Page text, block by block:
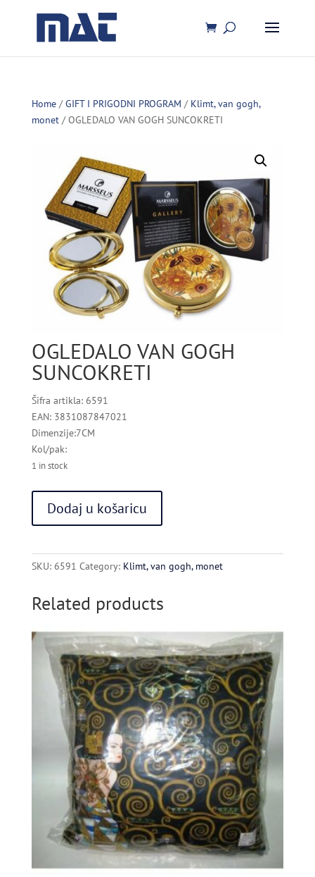
Home/GIFT I PRIGODNI PROGRAM / Klimt, van gogh,
monet/ OGLEDALO VAN GOGH SUNCOKRETI
OGLEDALO VAN GOGH
SUNCOKRETI
Šifra artikla: 6591
EAN: 3831087847021
Dimenzije:7CM
Kol/pak:
1 in stock
GOGH
quantity
Dodaj u košaricu
SKU: 6591 Category: Klimt, van gogh, monet
Related products